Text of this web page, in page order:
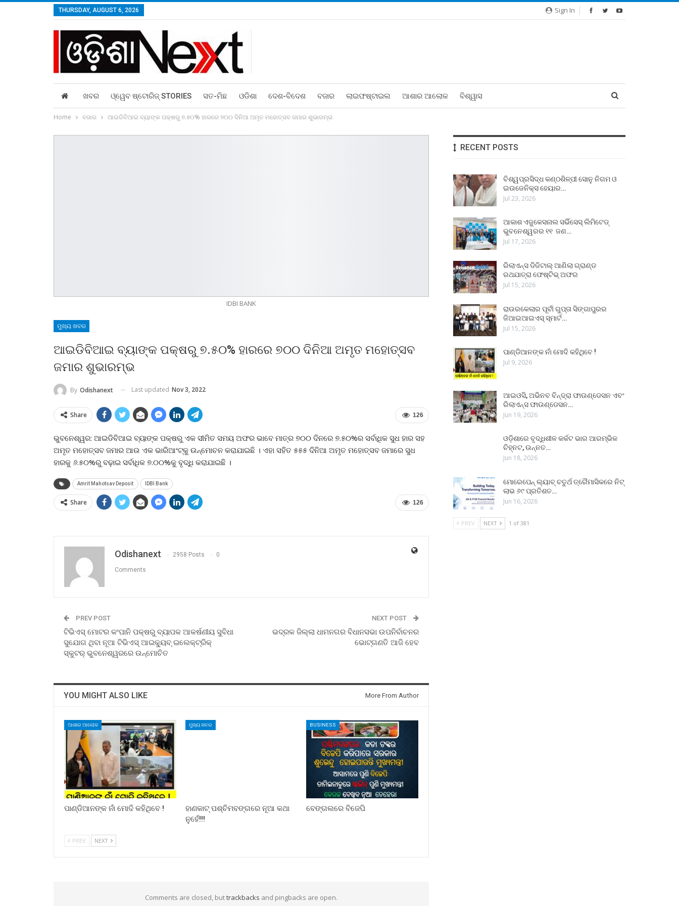
Sign In
THURSDAY, AUGUST 6, 2026
ଖବର ଓ୍ୱେବ ଷ୍ଟୋରିଜ୍‌ STORIES ସତ-ମିଛ ଓଡିଶା ଦେଶ-ବିଦେଶ ବଜାର ଲାଇଫଷ୍ଟାଇଲ ଆଶାର ଆଲୋକ ବିଶ୍ୱାସ
Home ବଜାର ଆଇଡିବିଆଇ ବ୍ୟାଙ୍କ ପକ୍ଷରୁ ୭.୫୦% ହାରରେ ୭୦୦ ଦିନିଆ ଅମୃତ ମହୋତ୍ସବ ଜମାର ଶୁଭାରମ୍ଭ
IDBI BANK
ମୁଖ୍ୟ ଖବର
ଆଇଡିବିଆଇ ବ୍ୟାଙ୍କ ପକ୍ଷରୁ ୭.୫୦% ହାରରେ ୭୦୦ ଦିନିଆ ଅମୃତ ମହୋତ୍ସବ
ଜମାର ଶୁଭାରମ୍ଭ
By Odishanext Last updated Nov 3, 2022
126
Share
ଭୁବନେଶ୍ୱର: ଆଇଡିବିଆଇ ବ୍ୟାଙ୍କ ପକ୍ଷରୁ ଏକ ସୀମିତ ସମୟ ଅଫର ଭାବେ ମାତ୍ର ୭୦୦ ଦିନରେ ୭.୫୦%ର ସର୍ବାଧିକ ସୁଧ ହାର ସହ
ଅମୃତ ମହୋତ୍ସବ ଜମାର ଆଉ ଏକ ଭାରିଆଂଟ୍‌କୁ ଉନ୍ମୋଚନ କରାଯାଇଛି । ଏହା ସହିତ ୫୫୫ ଦିନିଆ ଅମୃତ ମହୋତ୍ସବ ଜମାରେ ସୁଧ
ହାରକୁ ୬.୫୦%ରୁ ବଢ଼ାଇ ସର୍ବାଧିକ ୭.୦୦%କୁ ବୃଦ୍ଧି କରାଯାଇଛି ।
Amrit Mahotsav Deposit IDBI Bank
126
Share
Odishanext 2958 Posts 0
Comments
PREV POST
ଟିଭିଏସ୍ ମୋଟର କଂପାନି ପକ୍ଷରୁ ବ୍ୟାପକ ଆକର୍ଷଣୀୟ ସୁବିଧା
ସୁଯୋଗ ଥିବା ନୂଆ ଟିଭିଏସ୍ ଆଇକ୍ୟୁବ୍ ଇଲେକ୍ଟ୍ରିକ୍
ସ୍କୁଟର୍ ଭୁବନେଶ୍ୱରରେ ଉନ୍ମୋଚିତ
NEXT POST
ଭଦ୍ରକ ଜିଲ୍ଲା ଧାମନଗର ବିଧାନସଭା ଉପନିର୍ବାଚନର
ଭୋଟ୍‍ଗଣତି ଆଜି ହେବ
YOU MIGHT ALSO LIKE More From Author
ଆଶାର ଆଲୋକ
ପାଣ୍ଡିଆନଙ୍କ ନାଁ ମୋଦି କହିଥିବେ !
ମୁଖ୍ୟ ଖବର
ହାଣକାଟ୍‌ ପଶ୍ଚିମବଙ୍ଗରେ ନୂଆ କଥା
ନୁହେଁ!!!
BUSINESS
ବେଙ୍ଗଲରେ ବିଜେପି
PREV NEXT
Comments are closed, buttrackbacks and pingbacks are open.
RECENT POSTS
ବିଶ୍ୱପ୍ରସିଦ୍ଧ କଣ୍ଠଶିଳ୍ପୀ ସୋନୁ ନିଗମ ଓ
ଇଉଜେନିକ୍ସ ହେୟାର…
Jul 23, 2026
ଆକାଶ ଏଜୁକେସନାଲ ସର୍ଭିସେସ୍ ଲିମିଟେଡ୍
ଭୁବନେଶ୍ୱରର ୧୧ ଜଣ…
Jul 17, 2026
ରିଲାଏନ୍ସ ଡିଜିଟାଲ୍ ଆଣିଲା ଗ୍ରାଣ୍ଡ
ରଥଯାତ୍ରା ଫେଷ୍ଟିଭ୍ ଅଫର
Jul 15, 2026
ରାଉରକେଲାର ପୂର୍ବୀ ଗୁପ୍ତା ସିଙ୍ଗାପୁରର
ଜିଆଇଆଇଏସ୍ ସ୍ମାର୍ଟ…
Jul 15, 2026
ପାଣ୍ଡିଆନଙ୍କ ନାଁ ମୋଦି କହିଥିବେ !
Jul 9, 2026
ଆଇଓସି, ଅଭିନବ ବିନ୍ଦ୍ରା ଫାଉଣ୍ଡେସନ ଏବଂ
ରିଲାଏନ୍ସ ଫାଉଣ୍ଡେସନ…
Jun 19, 2026
ଓଡ଼ିଶାରେ ବୃଦ୍ଧିଶୀଳ କର୍କଟ ଭାର ଆରମ୍ଭିକ
ଚିହ୍ନଟ, ଉନ୍ନତ…
Jun 18, 2026
ମୋରେପେନ୍ ଲ୍ୟାବ୍ ଚତୁର୍ଥ ତ୍ରୈମାସିକରେ ନିଟ୍
ଲାଭ ୬୯ ପ୍ରତିଶତ…
Jun 16, 2026
PREV NEXT 1 of 381